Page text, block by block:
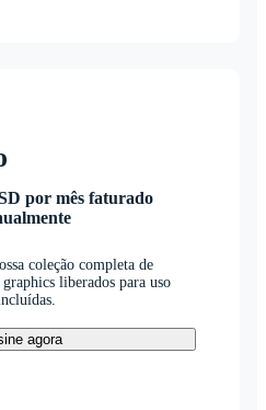
por mês faturado
coleção completa de
liberados para uso
agora